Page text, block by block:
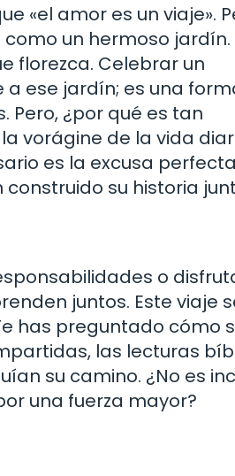
«el amor es un viaje».
un hermoso jardín.
florezca. Celebrar un
ese jardín; es una
Pero, ¿por qué es tan
vorágine de la vida
es la excusa
su historia
o
juntos. Este viaje
has preguntado cómo
las lecturas
su camino. ¿No es
una fuerza mayor?